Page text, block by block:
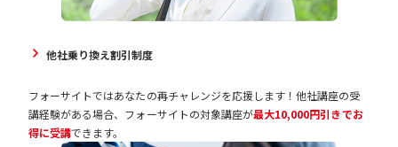
他社乗り換え割引制度
フォーサイトではあなたの再チャレンジを応援します！他社講座の受
講経験がある場合、フォーサイトの対象講座が最大10,000円引きでお
得に受講できます。